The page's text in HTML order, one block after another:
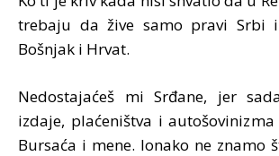
trebaju da žive samo pravi Srbi
Bošnjak i Hrvat.
Nedostajaćeš mi Srđane, jer
izdaje, plaćeništva i
Bursaća i mene. Ionako ne znamo